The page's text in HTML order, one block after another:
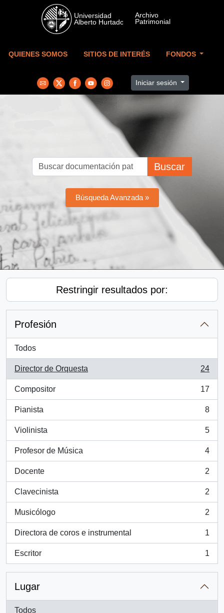
Skip to main content
QUIENES SOMOS SITIOS DE INTERÉS FONDOS
Iniciar sesión
Buscar
Búsqueda Avanzada »
Restringir resultados por:
Profesión
Todos
Director de Orquesta
, 24 resultados
24
Compositor
, 17 resultados
17
Pianista
, 8 resultados
8
Violinista
, 5 resultados
5
Profesor de Música
, 4 resultados
4
Docente
, 2 resultados
2
Clavecinista
, 2 resultados
2
Musicólogo
, 2 resultados
2
Directora de coros e instrumental
, 1 resultados
1
Escritor
, 1 resultados
1
Lugar
Todos